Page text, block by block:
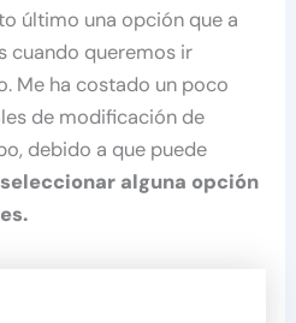
último una opción que a
cuando queremos ir
Me ha costado un poco
de modificación de
debido a que puede
seleccionar alguna opción